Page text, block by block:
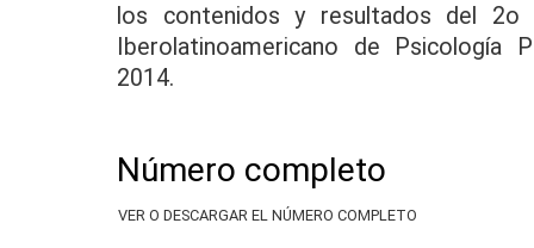
los contenidos y resultados del 2o
Iberolatinoamericano de Psicología
2014.
Número completo
VER O DESCARGAR EL NÚMERO COMPLETO